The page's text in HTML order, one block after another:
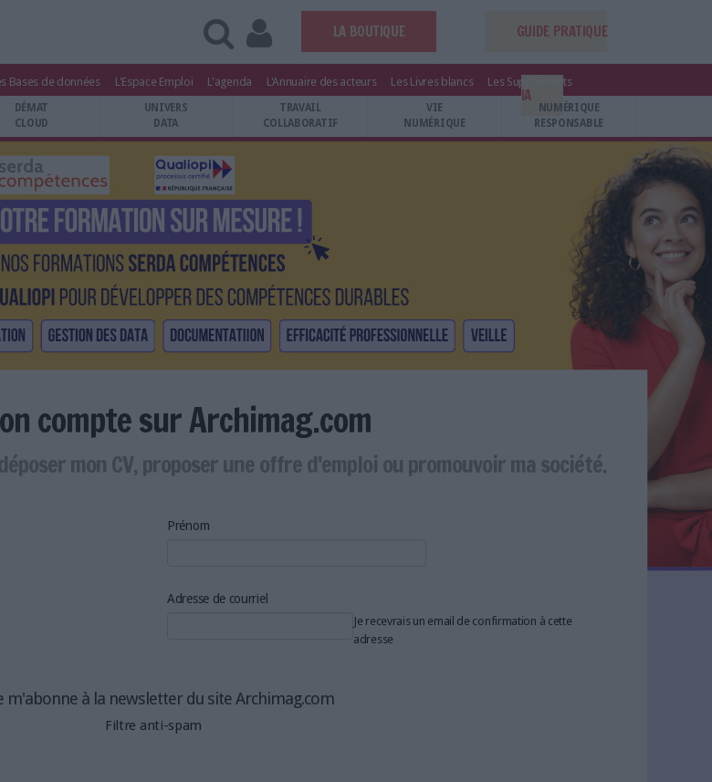
LA BOUTIQUE GUIDE PRATIQUE
IA
Bases de données L'Espace Emploi L'agenda L'Annuaire des acteurs Les Livres blancs Les Suppléments
DÉMAT
CLOUD
UNIVERS
DATA
TRAVAIL
COLLABORATIF
VIE
NUMÉRIQUE
NUMÉRIQUE
RESPONSABLE
compte sur Archimag.com
mon CV, proposer une offre d'emploi ou promouvoir ma société.
Prénom
Adresse de courriel
Je recevrais un email de confirmation à cette
adresse
m'abonne à la newsletter du site Archimag.com
Filtre anti-spam